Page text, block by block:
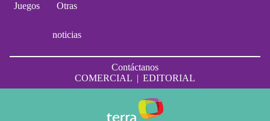
Juegos Otras
noticias
Contáctanos
COMERCIAL | EDITORIAL